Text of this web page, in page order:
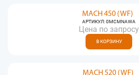
MACH 450 (WF)
АРТИКУЛ: 0MCMNAWA
Цена по запросу
В КОРЗИНУ
MACH 520 (WF)